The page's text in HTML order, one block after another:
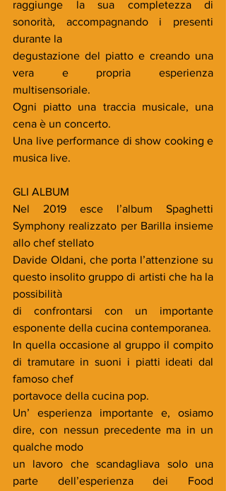
raggiunge la sua completezza di
sonorità, accompagnando i presenti
durante la
degustazione del piatto e creando una
vera e propria esperienza
multisensoriale.
Ogni piatto una traccia musicale, una
cena è un concerto.
Una live performance di show cooking e
musica live.
GLI ALBUM
Nel 2019 esce l’album Spaghetti
Symphony realizzato per Barilla insieme
allo chef stellato
Davide Oldani, che porta l’attenzione su
questo insolito gruppo di artisti che ha la
possibilità
di confrontarsi con un importante
esponente della cucina contemporanea.
In quella occasione al gruppo il compito
di tramutare in suoni i piatti ideati dal
famoso chef
portavoce della cucina pop.
Un’ esperienza importante e, osiamo
dire, con nessun precedente ma in un
qualche modo
un lavoro che scandagliava solo una
parte dell’esperienza dei Food